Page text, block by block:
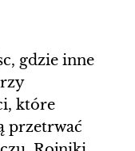
gdzie inne
które
przetrwać